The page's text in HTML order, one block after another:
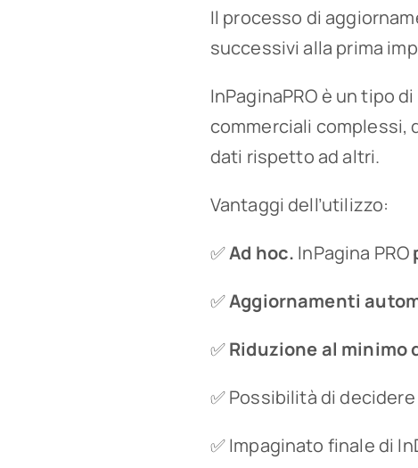
Il processo di
successivi alla prima
InPaginaPRO è un tipo
commerciali complessi,
dati rispetto ad altri.
Vantaggi dell’utilizzo:
✅Ad hoc. InPagina PRO
✅Aggiornamenti
✅Riduzione al minimo
✅ Possibilità di
✅ Impaginato finale di